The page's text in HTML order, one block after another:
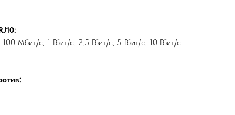
Мбит/с, 1 Гбит/с, 2.5 Гбит/с, 5 Гбит/с, 10 Гбит/с